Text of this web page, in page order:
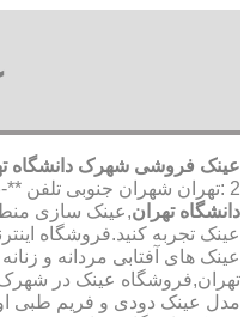
عینک فروشی شهرک دانشگاه
2 :تهران شهران جنوبی تلفن **-با تخفیف مشاوره رایگان شبانه روزی کارگران مجرب
دانشگاه تهران,عینک سازی
عینک تجربه کنید.فروشگاه
عینک های آفتابی مردانه و
تهران,فروشگاه عینک در شهرک
مدل عینک دودی و فریم طبی